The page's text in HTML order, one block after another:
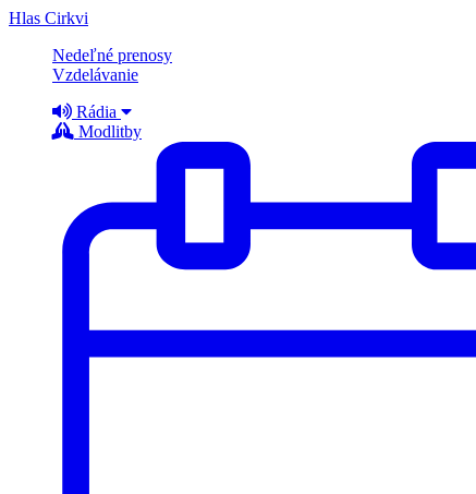
Hlas Cirkvi
Nedeľné prenosy
Vzdelávanie
Rádia
Modlitby